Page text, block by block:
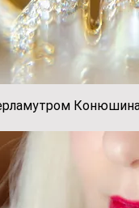
Швидкий